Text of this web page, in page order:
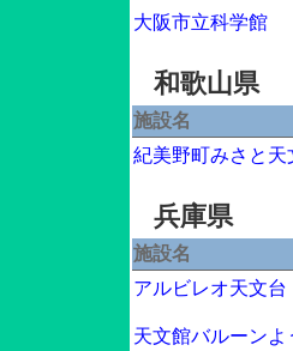
大阪市立科学館
和歌山県
施設名
紀美野町みさと天
兵庫県
施設名
アルビレオ天文台
天文館バルーンよ